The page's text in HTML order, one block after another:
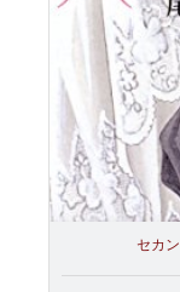
セカ